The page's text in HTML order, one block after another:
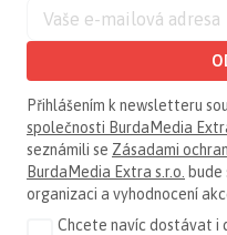
Přihlášením k newsletteru
společnosti BurdaMedia
seznámili se Zásadami
BurdaMedia Extra s.r.o. bude
organizaci a vyhodnocení
Chcete navíc dostávat i